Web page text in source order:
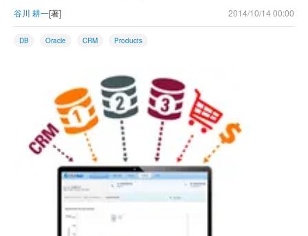
谷川 耕一[著] 2014/10/14 00:00
DB Oracle CRM Products